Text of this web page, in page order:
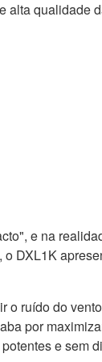
alta qualidade
e na
DXL1K
o ruído do
por
e sem